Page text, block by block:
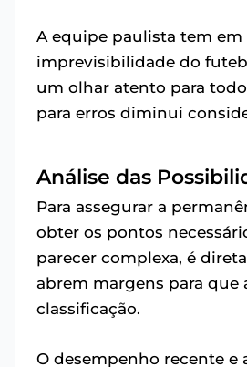
A equipe paulista tem
imprevisibilidade do
um olhar atento para
para erros diminui
Análise das
Para assegurar a
obter os pontos
parecer complexa, é
abrem margens para que
classificação.
O desempenho recente e